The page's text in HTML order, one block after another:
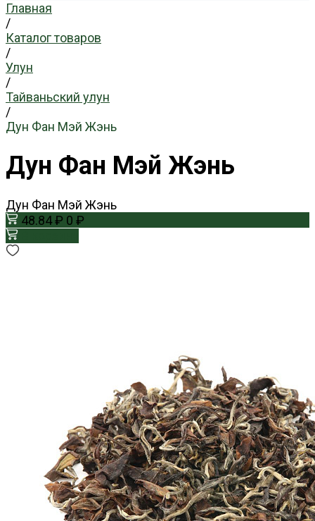
Главная
/
Каталог товаров
/
Улун
/
Тайваньский улун
/
Дун Фан Мэй Жэнь
Дун Фан Мэй Жэнь
Дун Фан Мэй Жэнь
48.84 ₽ 0 ₽